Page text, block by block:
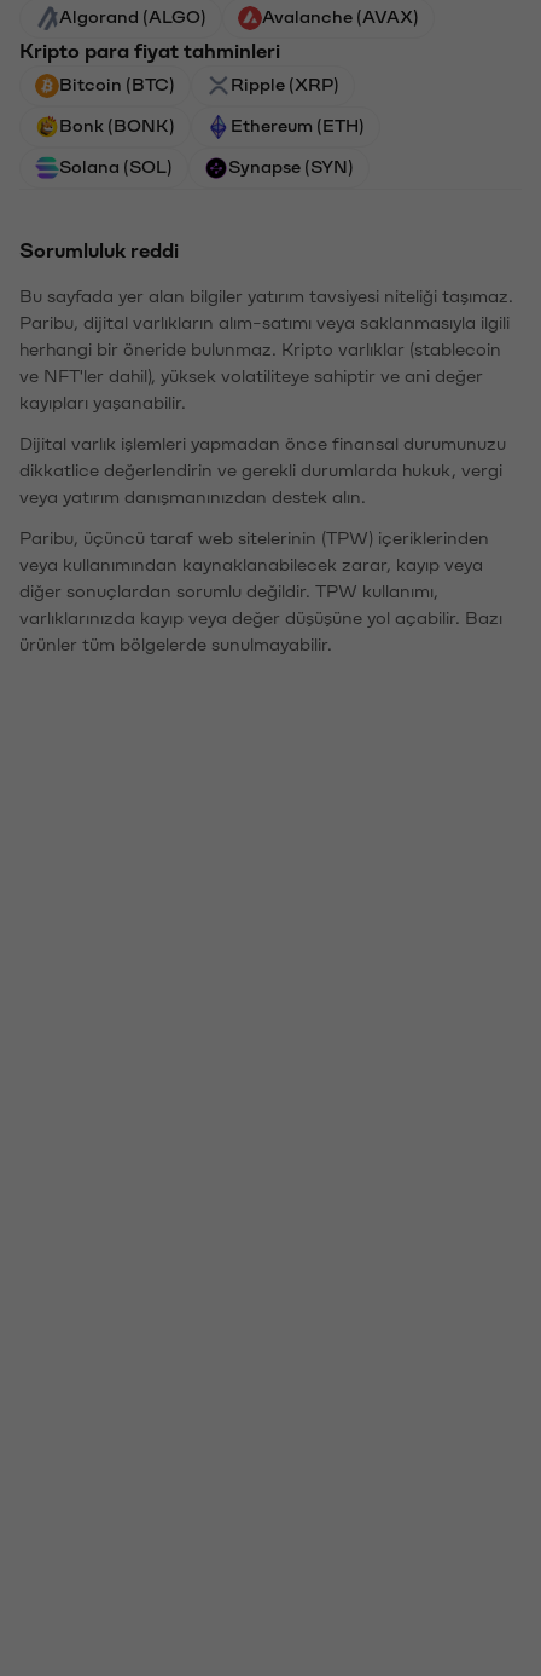
Algorand (ALGO) Avalanche (AVAX)
Kripto para fiyat tahminleri
Bitcoin (BTC) Ripple (XRP)
Bonk (BONK) Ethereum (ETH)
Solana (SOL) Synapse (SYN)
Sorumluluk reddi
Bu sayfada yer alan bilgiler yatırım tavsiyesi niteliği taşımaz.
Paribu, dijital varlıkların alım-satımı veya saklanmasıyla ilgili
herhangi bir öneride bulunmaz. Kripto varlıklar (stablecoin
ve NFT'ler dahil), yüksek volatiliteye sahiptir ve ani değer
kayıpları yaşanabilir.
Dijital varlık işlemleri yapmadan önce finansal durumunuzu
dikkatlice değerlendirin ve gerekli durumlarda hukuk, vergi
veya yatırım danışmanınızdan destek alın.
Paribu, üçüncü taraf web sitelerinin (TPW) içeriklerinden
veya kullanımından kaynaklanabilecek zarar, kayıp veya
diğer sonuçlardan sorumlu değildir. TPW kullanımı,
varlıklarınızda kayıp veya değer düşüşüne yol açabilir. Bazı
ürünler tüm bölgelerde sunulmayabilir.